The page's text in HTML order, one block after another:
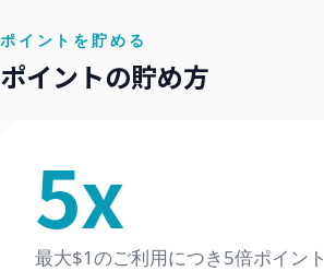
ポイントを貯める
ポイントの貯め方
5x
最大$1のご利用につき5倍ポイント